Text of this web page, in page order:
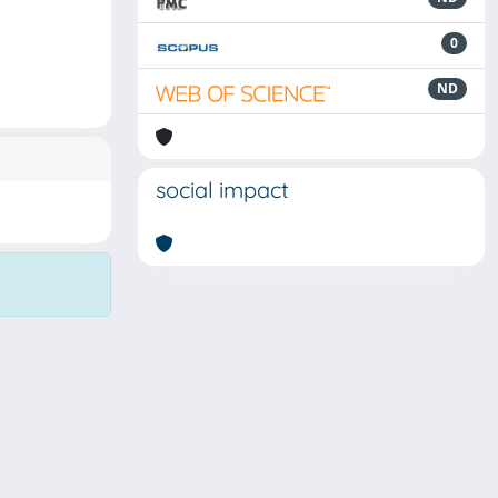
0
ND
social impact